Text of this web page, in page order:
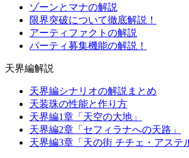
ゾーンとマナの解説
限界突破について徹底解説！
アーティファクトの解説
パーティ募集機能の解説！
天界編解説
天界編シナリオの解説まとめ
天装珠の性能と作り方
天界編1章「天空の大地」
天界編2章「セフィラナへの天路」
天界編3章「天の街 チチェ・アステ